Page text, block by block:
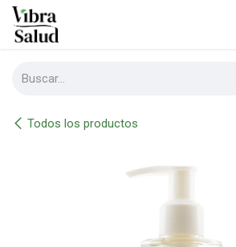
Ir al contenido
Todos los productos